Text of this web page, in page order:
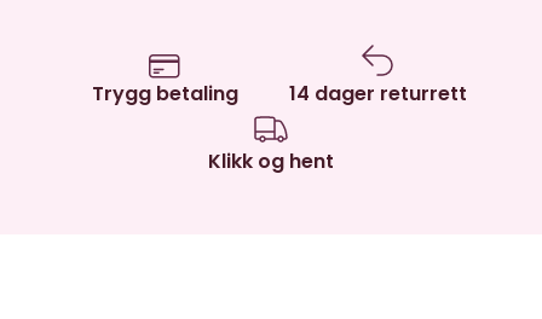
Trygg betaling 14 dager returrett
Klikk og hent